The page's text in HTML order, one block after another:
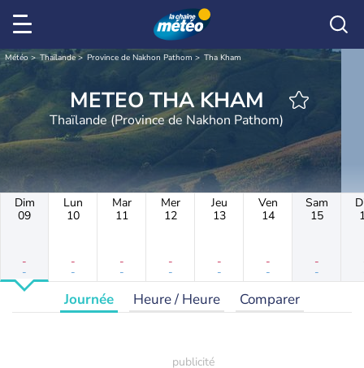
Météo Thaïlande Province de Nakhon Pathom Tha Kham
METEO THA KHAM
Thaïlande (Province de Nakhon Pathom)
Dim
09
-
-
Lun
10
-
-
Mar
11
-
-
Mer
12
-
-
Jeu
13
-
-
Ven
14
-
-
Sam
15
-
-
Journée Heure / Heure Comparer